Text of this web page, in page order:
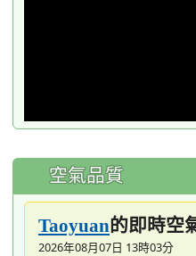
空氣品質
Taoyuan的即時空
2026年08月07日 13時03分